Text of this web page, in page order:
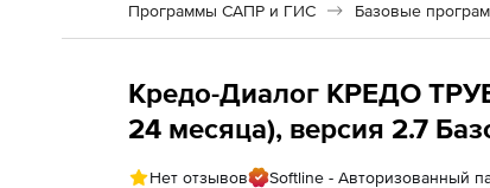
Программы САПР и ГИС Базовые
Кредо-Диалог КРЕДО
24 месяца), версия 2.7
Нет отзывов
Softline - Авторизованный